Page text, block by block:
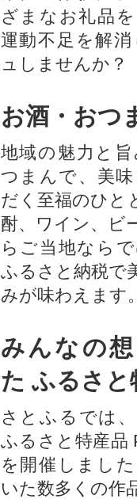
ざまなお礼品
運動不足を解
ュしませんか？
お酒・おつ
地域の魅力と
つまんで、美
だく至福のひと
酎、ワイン、ビ
らご当地なら
ふるさと納税で
みが味わえます
みんなの
た ふるさと
さとふるでは
ふるさと特産品
を開催しまし
いた数多くの作